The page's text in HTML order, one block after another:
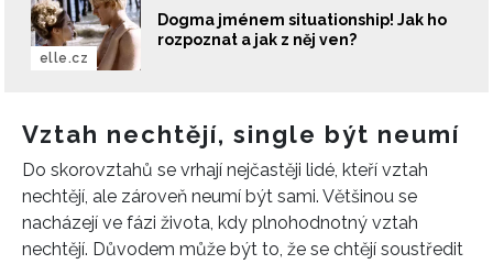
Dogma jménem situationship! Jak ho
rozpoznat a jak z něj ven?
elle.cz
Vztah nechtějí, single být neumí
Do skorovztahů se vrhají nejčastěji lidé, kteří vztah
nechtějí, ale zároveň neumí být sami. Většinou se
nacházejí ve fázi života, kdy plnohodnotný vztah
nechtějí. Důvodem může být to, že se chtějí soustředit